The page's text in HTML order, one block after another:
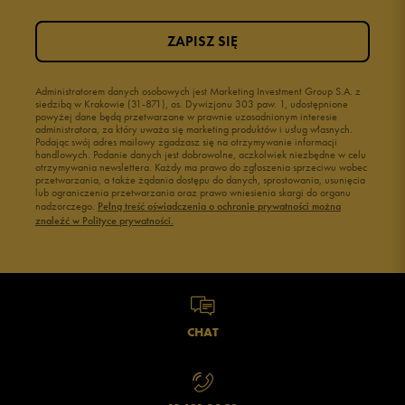
Administratorem danych osobowych jest Marketing Investment Group S.A. z
siedzibą w Krakowie (31-871), os. Dywizjonu 303 paw. 1, udostępnione
powyżej dane będą przetwarzane w prawnie uzasadnionym interesie
administratora, za który uważa się marketing produktów i usług własnych.
Podając swój adres mailowy zgadzasz się na otrzymywanie informacji
handlowych. Podanie danych jest dobrowolne, aczkolwiek niezbędne w celu
otrzymywania newslettera. Każdy ma prawo do zgłoszenia sprzeciwu wobec
przetwarzania, a także żądania dostępu do danych, sprostowania, usunięcia
lub ograniczenia przetwarzania oraz prawo wniesienia skargi do organu
nadzorczego. Pełną treść oświadczenia o ochronie prywatności można
znaleźć w Polityce prywatności.
ZAPISZ SIĘ
CHAT